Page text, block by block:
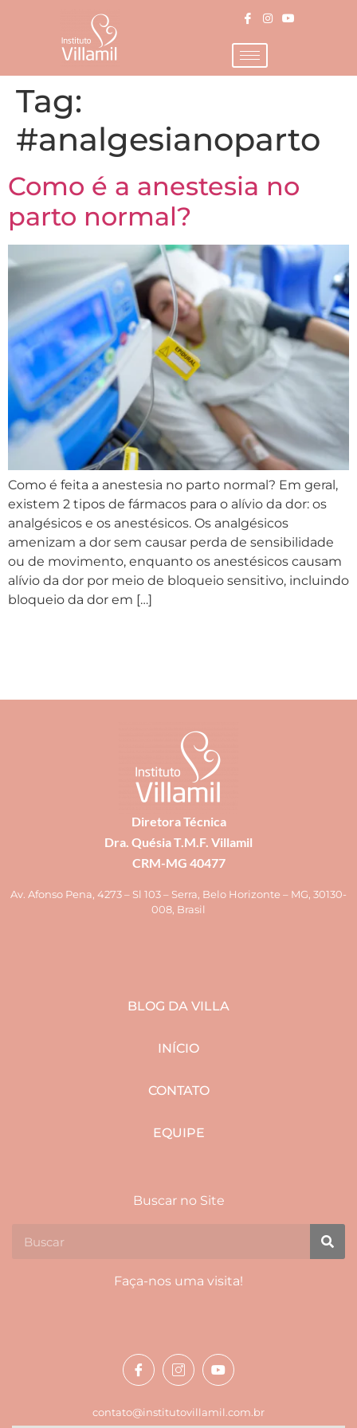
Tag:
#analgesianoparto
Como é a anestesia no
parto normal?
Como é feita a anestesia no parto normal? Em geral,
existem 2 tipos de fármacos para o alívio da dor: os
analgésicos e os anestésicos. Os analgésicos
amenizam a dor sem causar perda de sensibilidade
ou de movimento, enquanto os anestésicos causam
alívio da dor por meio de bloqueio sensitivo, incluindo
bloqueio da dor em […]
Diretora Técnica
Dra. Quésia T.M.F. Villamil
CRM-MG 40477
Av. Afonso Pena, 4273 – Sl 103 – Serra, Belo Horizonte – MG, 30130-
008, Brasil
BLOG DA VILLA
INÍCIO
CONTATO
EQUIPE
Buscar no Site
Faça-nos uma visita!
contato@institutovillamil.com.br